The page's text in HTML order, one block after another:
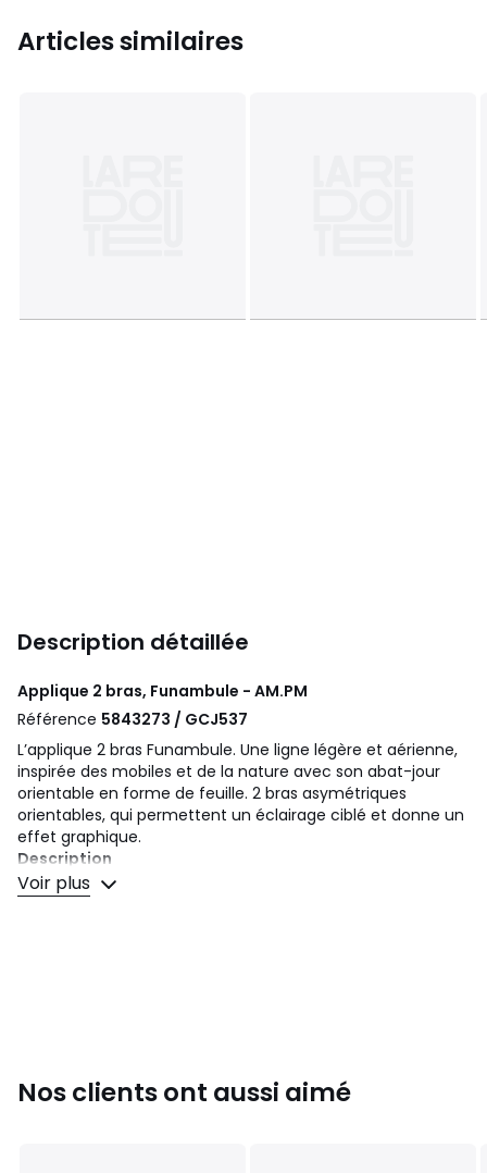
Articles similaires
Description détaillée
Applique 2 bras, Funambule - AM.PM
Référence 5843273 / GCJ537
L’applique 2 bras Funambule. Une ligne légère et aérienne,
inspirée des mobiles et de la nature avec son abat-jour
orientable en forme de feuille. 2 bras asymétriques
orientables, qui permettent un éclairage ciblé et donne un
effet graphique.
Description
• En fer finition époxy mate
• Douille E14 pour ampoule LED 4W maximum (non
• Abat-jour : Longueur 26,5 cm x Largeur 17 cm x Hauteur 7
Voir plus
Nos clients ont aussi aimé